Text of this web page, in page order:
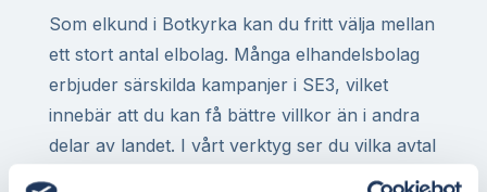
Som elkund i Botkyrka kan du fritt välja mellan
ett stort antal elbolag. Många elhandelsbolag
erbjuder särskilda kampanjer i SE3, vilket
innebär att du kan få bättre villkor än i andra
delar av landet. I vårt verktyg ser du vilka avtal
som gäller just i ditt område – med aktuella